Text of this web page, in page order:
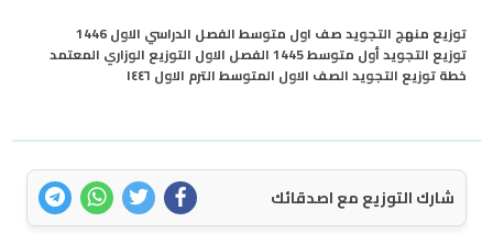
توزيع منهج التجويد صف اول متوسط الفصل الدراسي الاول 1446
توزيع التجويد أول متوسط 1445 الفصل الاول التوزيع الوزاري المعتمد
خطة توزيع التجويد الصف الاول المتوسط الترم الاول ١٤٤٦
شارك التوزيع مع اصدقائك